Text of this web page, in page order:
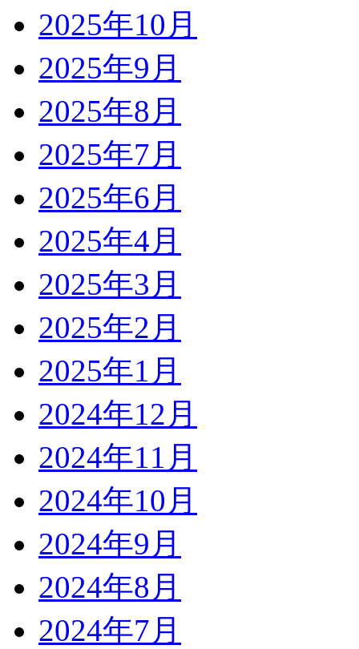
2025年10月
2025年9月
2025年8月
2025年7月
2025年6月
2025年4月
2025年3月
2025年2月
2025年1月
2024年12月
2024年11月
2024年10月
2024年9月
2024年8月
2024年7月